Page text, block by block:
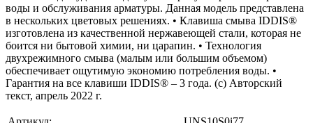
воды и обслуживания арматуры. Данная модель представлена
в нескольких цветовых решениях. • Клавиша смыва IDDIS®
изготовлена из качественной нержавеющей стали, которая не
боится ни бытовой химии, ни царапин. • Технология
двухрежимного смыва (малым или большим объемом)
обеспечивает ощутимую экономию потребления воды. •
Гарантия на все клавиши IDDIS® – 3 года. (с) Авторский
текст, апрель 2022 г.